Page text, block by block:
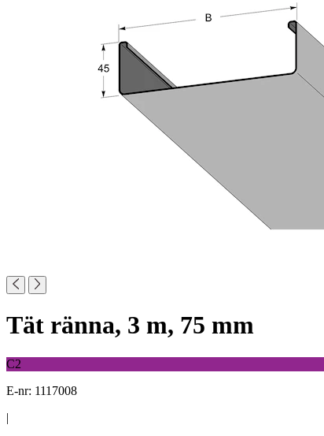
Tät ränna, 3 m, 75 mm
C2
E-nr: 1117008
|